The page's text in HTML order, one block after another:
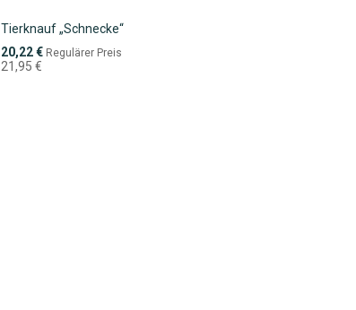
Tierknauf „Schnecke“
Sonderpreis
20,22 € Regulärer Preis
21,95 €